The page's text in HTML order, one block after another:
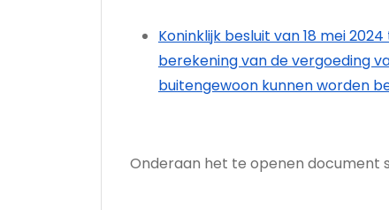
Koninklijk besluit van 18 mei
berekening van de vergoeding
buitengewoon kunnen worden
Onderaan het te openen document